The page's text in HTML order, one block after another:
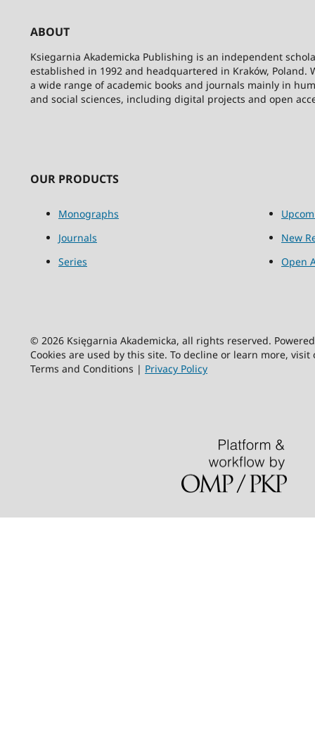
ABOUT
Ksiegarnia Akademicka Publishing is an independent
established in 1992 and headquartered in Kraków, Poland.
a wide range of academic books and journals mainly in
and social sciences, including digital projects and open
OUR PRODUCTS
Monographs
Journals
Series
New
Open
© 2026 Księgarnia Akademicka, all rights reserved.
Cookies are used by this site. To decline or learn more,
Terms and Conditions | Privacy Policy